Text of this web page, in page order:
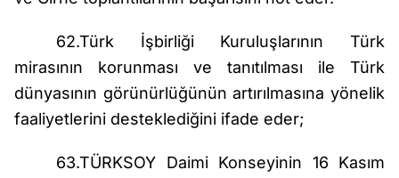
62.Türk İşbirliği Kuruluşlarının Türk
mirasının korunması ve tanıtılması ile Türk
dünyasının görünürlüğünün artırılmasına yönelik
faaliyetlerini desteklediğini ifade eder;
63.TÜRKSOY Daimi Konseyinin 16 Kasım